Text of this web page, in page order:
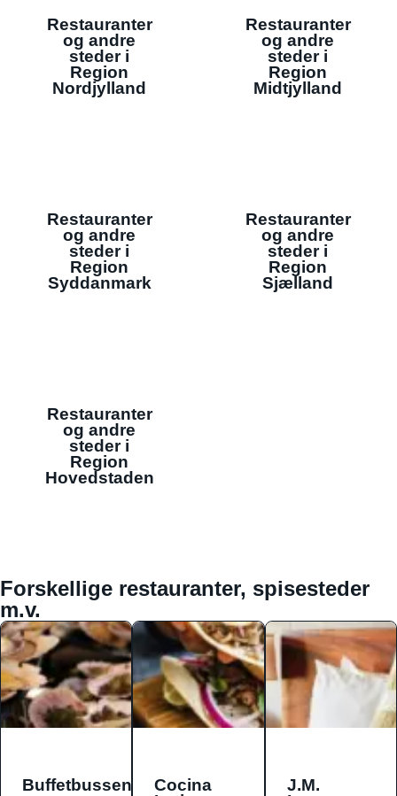
Restauranter
og andre
steder i
Region
Nordjylland
Restauranter
og andre
steder i
Region
Midtjylland
Restauranter
og andre
steder i
Region
Syddanmark
Restauranter
og andre
steder i
Region
Sjælland
Restauranter
og andre
steder i
Region
Hovedstaden
Forskellige restauranter, spisesteder
m.v.
Buffetbussen
Cocina
J.M.